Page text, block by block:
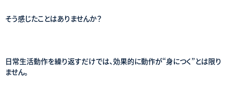
そう感じたことはありませんか？
日常生活動作を繰り返すだけでは、効果的に動作が“身につく”とは限り
ません。